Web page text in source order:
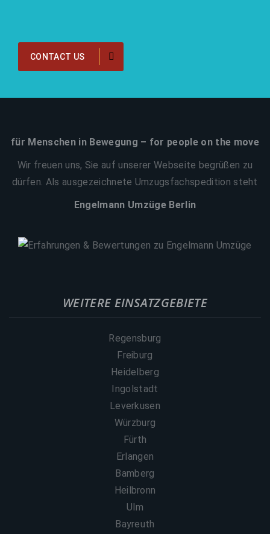
CONTACT US
für Menschen in Bewegung – for people on the move
Wir freuen uns, Sie auf unserer Webseite begrüßen zu
dürfen. Als ausgezeichnete Umzugsfachspedition steht
Engelmann Umzüge Berlin
WEITERE EINSATZGEBIETE
Regensburg
Freiburg
Heidelberg
Ingolstadt
Leverkusen
Würzburg
Fürth
Erlangen
Bamberg
Heilbronn
Ulm
Bayreuth